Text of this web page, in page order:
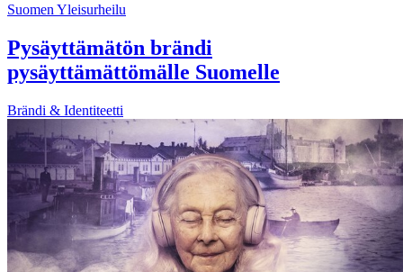
Suomen Yleisurheilu
Pysäyttämätön brändi
pysäyttämättömälle Suomelle
Brändi & Identiteetti